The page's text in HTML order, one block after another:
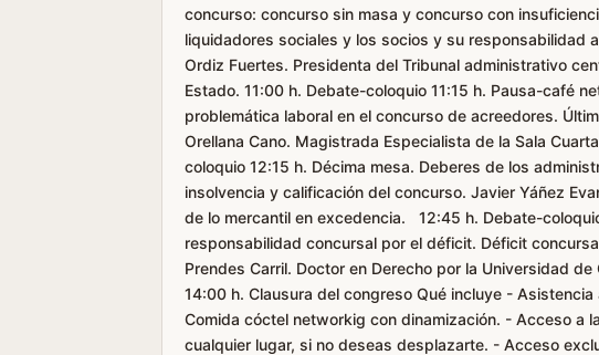
concurso: concurso sin masa y concurso con
liquidadores sociales y los socios y su responsabilidad
Ordiz Fuertes. Presidenta del Tribunal administrativo
Estado. 11:00 h. Debate-coloquio 11:15 h. Pausa-café
problemática laboral en el concurso de acreedores.
Orellana Cano. Magistrada Especialista de la Sala
coloquio 12:15 h. Décima mesa. Deberes de los
insolvencia y calificación del concurso. Javier Yáñez
de lo mercantil en excedencia. 12:45 h. Debate-
responsabilidad concursal por el déficit. Déficit
Prendes Carril. Doctor en Derecho por la Universidad
14:00 h. Clausura del congreso Qué incluye -
Comida cóctel networkig con dinamización. - Acceso a
cualquier lugar, si no deseas desplazarte. - Acceso